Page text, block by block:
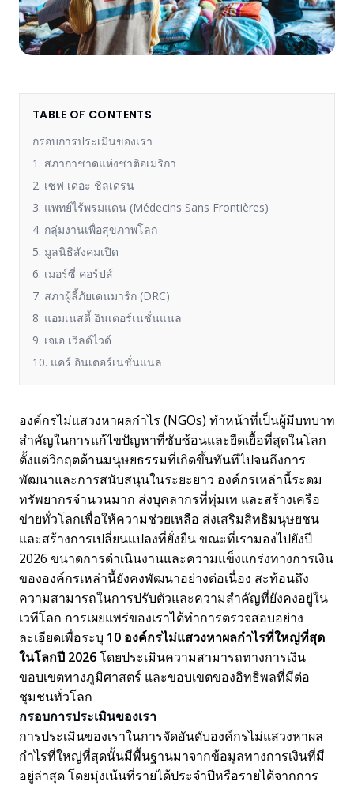
TABLE OF CONTENTS
กรอบการประเมินของเรา
1. สภากาชาดแห่งชาติอเมริกา
2. เซฟ เดอะ ชิลเดรน
3. แพทย์ไร้พรมแดน (Médecins Sans Frontières)
4. กลุ่มงานเพื่อสุขภาพโลก
5. มูลนิธิสังคมเปิด
6. เมอร์ซี่ คอร์ปส์
7. สภาผู้ลี้ภัยเดนมาร์ก (DRC)
8. แอมเนสตี้ อินเตอร์เนชั่นแนล
9. เจเอ เวิลด์ไวด์
10. แคร์ อินเตอร์เนชั่นแนล
องค์กรไม่แสวงหาผลกำไร (NGOs) ทำหน้าที่เป็นผู้มีบทบาท
สำคัญในการแก้ไขปัญหาที่ซับซ้อนและยืดเยื้อที่สุดในโลก
ตั้งแต่วิกฤตด้านมนุษยธรรมที่เกิดขึ้นทันทีไปจนถึงการ
พัฒนาและการสนับสนุนในระยะยาว องค์กรเหล่านี้ระดม
ทรัพยากรจำนวนมาก ส่งบุคลากรที่ทุ่มเท และสร้างเครือ
ข่ายทั่วโลกเพื่อให้ความช่วยเหลือ ส่งเสริมสิทธิมนุษยชน
และสร้างการเปลี่ยนแปลงที่ยั่งยืน ขณะที่เรามองไปยังปี
2026 ขนาดการดำเนินงานและความแข็งแกร่งทางการเงิน
ขององค์กรเหล่านี้ยังคงพัฒนาอย่างต่อเนื่อง สะท้อนถึง
ความสามารถในการปรับตัวและความสำคัญที่ยังคงอยู่ใน
เวทีโลก การเผยแพร่ของเราได้ทำการตรวจสอบอย่าง
ละเอียดเพื่อระบุ 10 องค์กรไม่แสวงหาผลกำไรที่ใหญ่ที่สุด
ในโลกปี 2026โดยประเมินความสามารถทางการเงิน
ขอบเขตทางภูมิศาสตร์ และขอบเขตของอิทธิพลที่มีต่อ
ชุมชนทั่วโลก
กรอบการประเมินของเรา
การประเมินของเราในการจัดอันดับองค์กรไม่แสวงหาผล
กำไรที่ใหญ่ที่สุดนั้นมีพื้นฐานมาจากข้อมูลทางการเงินที่มี
อยู่ล่าสุด โดยมุ่งเน้นที่รายได้ประจำปีหรือรายได้จากการ